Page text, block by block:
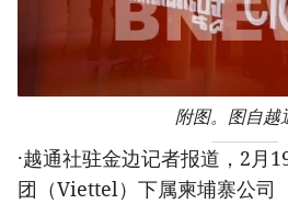
附图。图自越
·越通社驻金边记者报道，2月
团（Viettel）下属柬埔寨公司